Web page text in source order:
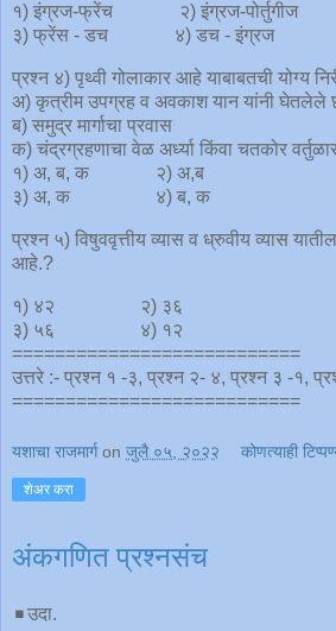
१) इंग्रज-फ्रेंच २) इंग्रज-पोर्तुगीज
३) फ्रेंस - डच ४) डच - इंग्रज
प्रश्न ४) पृथ्वी गोलाकार आहे याबाबतची योग्य
अ) कृत्रीम उपग्रह व अवकाश यान यांनी घेतलेले
ब) समुद्र मार्गाचा प्रवास
क) चंद्रग्रहणाचा वेळ अर्ध्या किंवा चतकोर
१) अ, ब, क २) अ,ब
३) अ, क ४) ब, क
प्रश्न ५) विषुववृत्तीय व्यास व ध्रुवीय व्यास
आहे.?
१) ४२ २) ३६
३) ५६ ४) १२
===========================
उत्तरे :- प्रश्न १ -३, प्रश्न २- ४, प्रश्न ३ -१,
===========================
यशाचा राजमार्ग on जुलै ०५, २०२२ कोणत्याही
शेअर करा
अंकगणित प्रश्नसंच
◾️उदा.